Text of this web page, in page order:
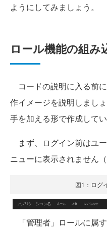
ようにしてみましょう。
ロール機能の組み
コードの説明に入る前
作イメージを説明しまし
手を加える形で作成してい
まず、ログイン前はユ
ニューに表示されません（
図1：ログ
「管理者」ロールに属